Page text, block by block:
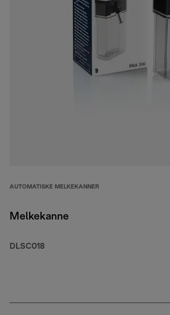
AUTOMATISKE MELKEKANNER
Melkekanne
DLSC018